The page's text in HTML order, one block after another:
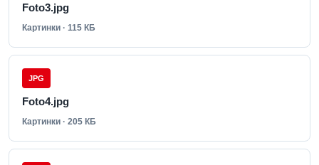
Foto3.jpg
Картинки · 115 КБ
JPG
Foto4.jpg
Картинки · 205 КБ